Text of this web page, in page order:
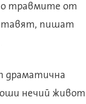
травмите от
пишат
драматична
нечий